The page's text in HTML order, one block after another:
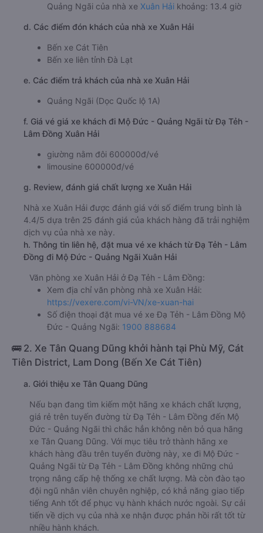
Quảng Ngãi của nhà xe Xuân Hải khoảng: 13.4 giờ
d. Các điểm đón khách của nhà xe Xuân Hải
Bến xe Cát Tiên
Bến xe liên tỉnh Đà Lạt
e. Các điểm trả khách của nhà xe Xuân Hải
Quảng Ngãi (Dọc Quốc lộ 1A)
f. Giá vé giá xe khách đi Mộ Đức - Quảng Ngãi từ Đạ Tẻh -
Lâm Đồng Xuân Hải
giường nằm đôi 600000đ/vé
limousine 600000đ/vé
g. Review, đánh giá chất lượng xe Xuân Hải
Nhà xe Xuân Hải được đánh giá với số điểm trung bình là
4.4/5 dựa trên 25 đánh giá của khách hàng đã trải nghiệm
dịch vụ của nhà xe này.
h. Thông tin liên hệ, đặt mua vé xe khách từ Đạ Tẻh - Lâm
Đồng đi Mộ Đức - Quảng Ngãi Xuân Hải
Văn phòng xe Xuân Hải ở Đạ Tẻh - Lâm Đồng:
Xem địa chỉ văn phòng nhà xe Xuân Hải:
https://vexere.com/vi-VN/xe-xuan-hai
Số điện thoại đặt mua vé xe Đạ Tẻh - Lâm Đồng Mộ
Đức - Quảng Ngãi: 1900 888684
🚌 2. Xe Tân Quang Dũng khởi hành tại Phù Mỹ, Cát
Tiên District, Lam Dong (Bến Xe Cát Tiên)
a. Giới thiệu xe Tân Quang Dũng
Nếu bạn đang tìm kiếm một hãng xe khách chất lượng,
giá rẻ trên tuyến đường từ Đạ Tẻh - Lâm Đồng đến Mộ
Đức - Quảng Ngãi thì chắc hẳn không nên bỏ qua hãng
xe Tân Quang Dũng. Với mục tiêu trở thành hãng xe
khách hàng đầu trên tuyến đường này, xe đi Mộ Đức -
Quảng Ngãi từ Đạ Tẻh - Lâm Đồng không những chú
trọng nâng cấp hệ thống xe chất lượng. Mà còn đào tạo
đội ngũ nhân viên chuyên nghiệp, có khả năng giao tiếp
tiếng Anh tốt để phục vụ hành khách nước ngoài. Sự cải
tiến về dịch vụ của nhà xe nhận được phản hồi rất tốt từ
nhiều hành khách.